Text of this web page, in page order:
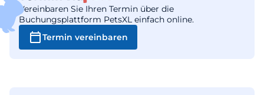
Vereinbaren Sie Ihren Termin über die
Buchungsplattform PetsXL einfach online.
Termin vereinbaren